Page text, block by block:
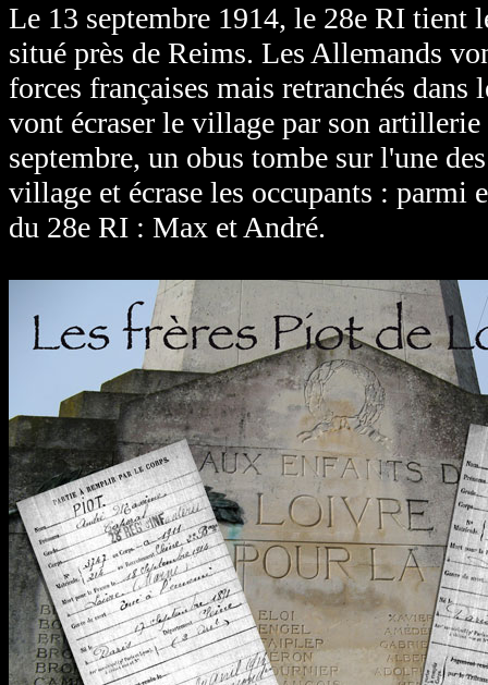
Le 13 septembre 1914, le 28e RI tient
situé près de Reims. Les Allemands
forces françaises mais retranchés
vont écraser le village par son
septembre, un obus tombe sur l'une
village et écrase les occupants : parmi
du 28e RI : Max et André.